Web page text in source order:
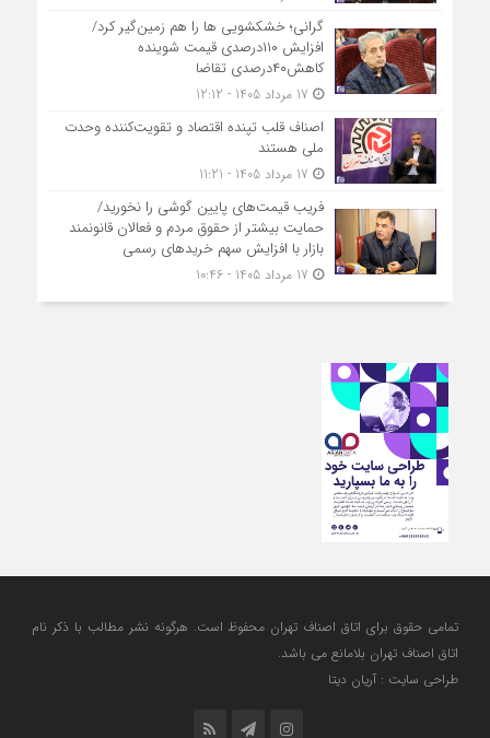
گرانی؛ خشکشویی‌ ها را هم زمین‌گیر کرد/
افزایش ۱۱۰درصدی قیمت شوینده
کاهش۴۰درصدی تقاضا
اصناف قلب تپنده اقتصاد و تقویت‌کننده وحدت
ملی هستند
فریب قیمت‌های پایین گوشی را نخورید/
حمایت بیشتر از حقوق مردم و فعالان قانونمند
بازار با افزایش سهم خریدهای رسمی
تمامی حقوق برای اتاق اصناف تهران محفوظ است. هرگونه نشر مطالب با ذكر نام
اتاق اصناف تهران بلامانع مي باشد.
طراحی سایت : آریان دیتا